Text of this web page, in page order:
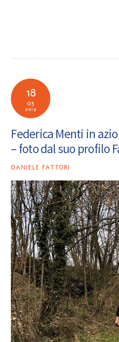
18
03
2019
Federica Menti in
– foto dal suo profilo
DANIELE FATTORI